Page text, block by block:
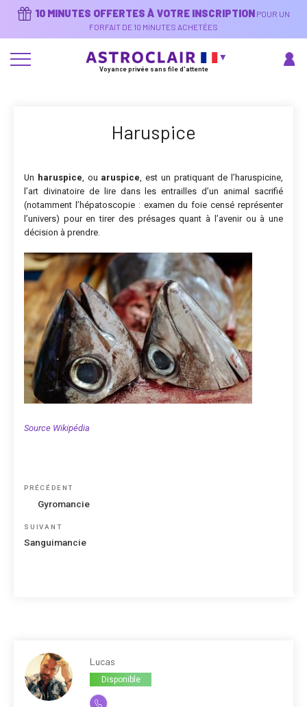
10 MINUTES OFFERTES À VOTRE INSCRIPTION POUR UN
FORFAIT DE 10 MINUTES ACHETÉES
Voyance privée sans file d'attente
Haruspice
Un haruspice , ou aruspice , est un pratiquant de l’haruspicine,
l’art divinatoire de lire dans les entrailles d’un animal sacrifié
(notamment l’hépatoscopie : examen du foie censé représenter
l’univers) pour en tirer des présages quant à l’avenir ou à une
décision à prendre.
Source Wikipédia
Navigation
Article
précédent
PRÉCÉDENT
Gyromancie
Article
suivant
SUIVANT
Sanguimancie
Lucas
Disponible